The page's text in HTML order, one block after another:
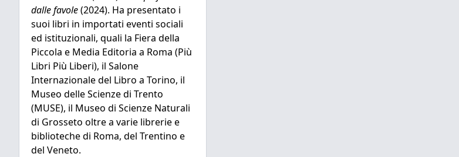
dalle favole(2024). Ha presentato i
suoi libri in importati eventi sociali
ed istituzionali, quali la Fiera della
Piccola e Media Editoria a Roma (Più
Libri Più Liberi), il Salone
Internazionale del Libro a Torino, il
Museo delle Scienze di Trento
(MUSE), il Museo di Scienze Naturali
di Grosseto oltre a varie librerie e
biblioteche di Roma, del Trentino e
del Veneto.